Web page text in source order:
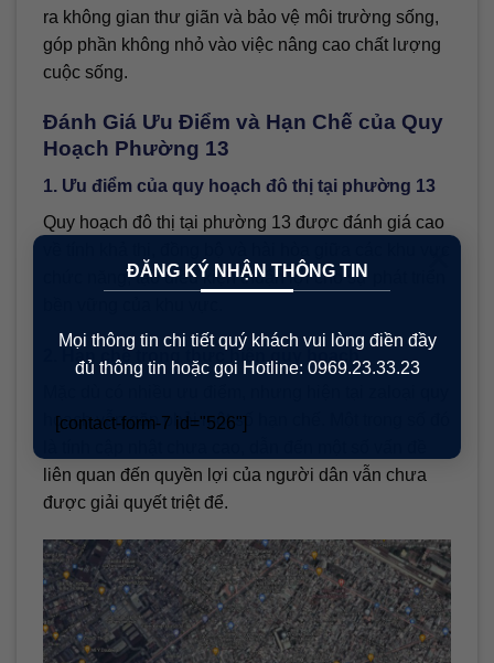
ĐĂNG KÝ NHẬN THÔNG TIN
Mọi thông tin chi tiết quý khách vui lòng điền đầy
đủ thông tin hoặc gọi Hotline: 0969.23.33.23
[contact-form-7 id="526"]
ra không gian thư giãn và bảo vệ môi trường sống,
góp phần không nhỏ vào việc nâng cao chất lượng
cuộc sống.
Đánh Giá Ưu Điểm và Hạn Chế của Quy
Hoạch Phường 13
1. Ưu điểm của quy hoạch đô thị tại phường 13
Quy hoạch đô thị tại phường 13 được đánh giá cao
chức năng, tạo điều kiện thuận lợi cho sự phát triển
2. Hạn chế trong thực hiện quy hoạch
hoạch vẫn gặp phải một số hạn chế. Một trong số đó
liên quan đến quyền lợi của người dân vẫn chưa
được giải quyết triệt để.